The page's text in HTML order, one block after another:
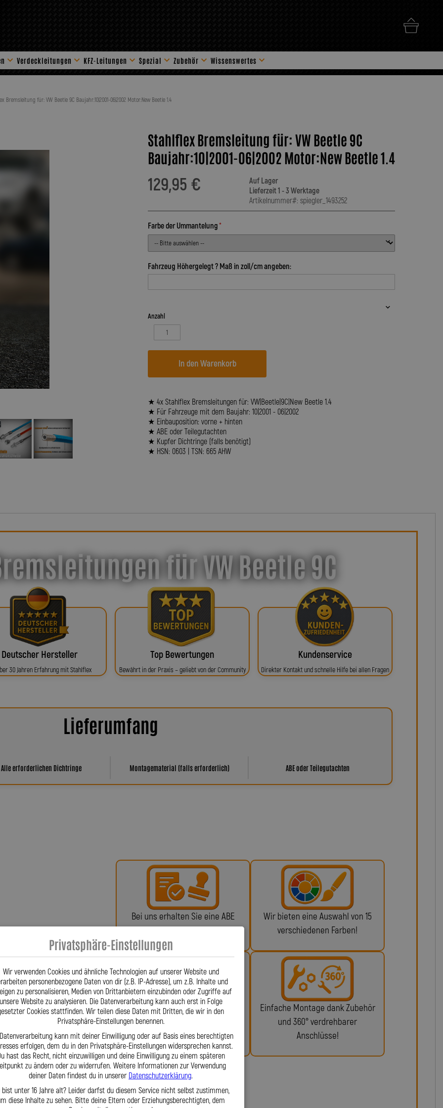
Verdeckleitungen KFZ-Leitungen Spezial Zubehör
Stahlflex Zubehör
Wissenswertes
Bremsleitung für: VW Beetle 9C Baujahr:10|2001-06|2002 Motor:New Beetle 1.4
Stahlflex Bremsleitung für: VW Beetle 9C
Baujahr:10|2001-06|2002 Motor:New Beetle 1.4
129,95 €
Auf Lager
Lieferzeit 1 - 3 Werktage
Artikelnummer#: spiegler_1493252
Farbe der Ummantelung
Fahrzeug Höhergelegt ? Maß in zoll/cm angeben:
Anzahl
In den Warenkorb
★ 4x Stahlflex Bremsleitungen für: VW|Beetle|9C|New Beetle 1.4
★ Für Fahrzeuge mit dem Baujahr: 10|2001 - 06|2002
★ Einbauposition: vorne + hinten
★ ABE oder Teilegutachten
★ Kupfer Dichtringe (falls benötigt)
★ HSN: 0603 | TSN: 665 AHW
für VW Beetle 9C
Deutscher Hersteller
30 Jahren Erfahrung mit Stahlflex
Top Bewertungen
Bewährt in der Praxis – geliebt von der Community
Kundenservice
Direkter Kontakt und schnelle Hilfe bei allen Fragen
Lieferumfang
Alle erforderlichen Dichtringe Montagematerial (falls erforderlich) ABE oder Teilegutachten
Für Fahrzeuge wie VW Beetle (9C)
HSN 0603, TSN 665) fertigen wir
Wir fertigen Hydraulikleitungen
nach Ihren Angaben, wenn
wir eine Lösung. Dank großem
wir kurze Lieferzeiten, exakte
Team steht Ihnen täglich
der Lothar Spiegler Kfz-Leitungen
Hersteller, der sowohl
möglich macht –
gefertigt.
Bei uns erhalten Sie eine ABE
oder ein Teilegutachten!
Wir bieten eine Auswahl von 15
verschiedenen Farben!
Fragen? Unser Team ist täglich
per Telefon oder Mail für Sie da.
Einfache Montage dank Zubehör
und 360° verdrehbarer
Anschlüsse!
Privatsphäre-Einstellungen
Wir verwenden Cookies und ähnliche Technologien auf unserer Website und
personenbezogene Daten von dir (z.B. IP-Adresse), um z.B. Inhalte und
zu personalisieren, Medien von Drittanbietern einzubinden oder Zugriffe auf
unsere Website zu analysieren. Die Datenverarbeitung kann auch erst in Folge
Cookies stattfinden. Wir teilen diese Daten mit Dritten, die wir in den
Privatsphäre-Einstellungen benennen.
kann mit deiner Einwilligung oder auf Basis eines berechtigten
erfolgen, dem du in den Privatsphäre-Einstellungen widersprechen kannst.
hast das Recht, nicht einzuwilligen und deine Einwilligung zu einem späteren
zu ändern oder zu widerrufen. Weitere Informationen zur Verwendung
deiner Daten findest du in unserer Datenschutzerklärung.
bist unter 16 Jahre alt? Leider darfst du diesem Service nicht selbst zustimmen,
diese Inhalte zu sehen. Bitte deine Eltern oder Erziehungsberechtigten, dem